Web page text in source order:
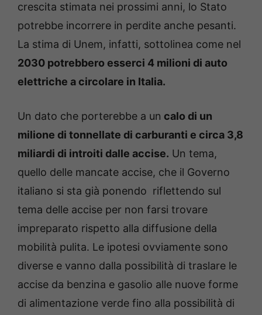
crescita stimata nei prossimi anni, lo Stato
potrebbe incorrere in perdite anche pesanti.
La stima di Unem, infatti, sottolinea come nel
2030 potrebbero esserci 4 milioni di auto
elettriche a circolare in Italia.
Un dato che porterebbe a un calo di un
milione di tonnellate di carburanti e circa 3,8
miliardi di introiti dalle accise. Un tema,
quello delle mancate accise, che il Governo
italiano si sta già ponendo riflettendo sul
tema delle accise per non farsi trovare
impreparato rispetto alla diffusione della
mobilità pulita. Le ipotesi ovviamente sono
diverse e vanno dalla possibilità di traslare le
accise da benzina e gasolio alle nuove forme
di alimentazione verde fino alla possibilità di